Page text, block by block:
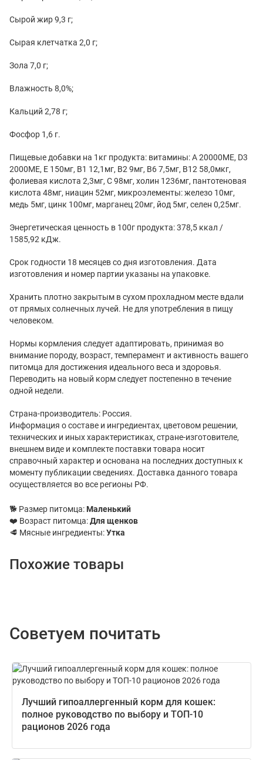
Сырой жир 9,3 г;
Сырая клетчатка 2,0 г;
Зола 7,0 г;
Влажность 8,0%;
Кальций 2,78 г;
Фосфор 1,6 г.
Пищевые добавки на 1кг продукта: витамины: А 20000МЕ, D3
2000МЕ, E 150мг, В1 12,1мг, В2 9мг, В6 7,5мг, В12 58,0мкг,
фолиевая кислота 2,3мг, С 98мг, холин 1236мг, пантотеновая
кислота 48мг, ниацин 52мг, микроэлементы: железо 10мг,
медь 5мг, цинк 100мг, марганец 20мг, йод 5мг, селен 0,25мг.
Энергетическая ценность в 100г продукта: 378,5 ккал /
1585,92 кДж.
Срок годности 18 месяцев со дня изготовления. Дата
изготовления и номер партии указаны на упаковке.
Хранить плотно закрытым в сухом прохладном месте вдали
от прямых солнечных лучей. Не для употребления в пищу
человеком.
Нормы кормления следует адаптировать, принимая во
внимание породу, возраст, темперамент и активность вашего
питомца для достижения идеального веса и здоровья.
Переводить на новый корм следует постепенно в течение
одной недели.
Страна-производитель: Россия.
Информация о составе и ингредиентах, цветовом решении,
технических и иных характеристиках, стране-изготовителе,
внешнем виде и комплекте поставки товара носит
справочный характер и основана на последних доступных к
моменту публикации сведениях. Доставка данного товара
осуществляется во все регионы РФ.
🐕 Размер питомца: Маленький
❤️ Возраст питомца:Для щенков
🥩 Мясные ингредиенты:Утка
Похожие товары
Советуем почитать
Лучший гипоаллергенный корм для кошек:
полное руководство по выбору и ТОП-10
рационов 2026 года